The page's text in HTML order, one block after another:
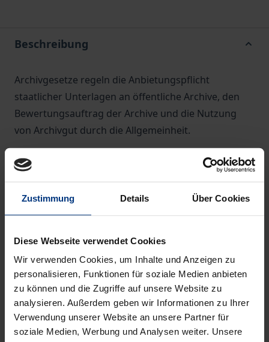
Zustimmung Details Über Cookies
Diese Webseite verwendet Cookies
Wir verwenden Cookies, um Inhalte und Anzeigen zu
personalisieren, Funktionen für soziale Medien anbieten
zu können und die Zugriffe auf unsere Website zu
analysieren. Außerdem geben wir Informationen zu Ihrer
Verwendung unserer Website an unsere Partner für
soziale Medien, Werbung und Analysen weiter. Unsere
Beschreibung
Archivgesetze regeln die Anbietungspflicht
staatlicher Unterlagen an öffentliche Archive, den
Bewertungsauftrag der Archive und die Nutzung
von Archivgut durch die Allgemeinheit.
Der Handkommentar zum Bundesarchivgesetz
erklärt exakt, wer welche Unterlagen von welchem
Archiv erhalten kann und hat eine Informationslücke
an der Schnittmenge von
Geheimhaltungsschutz geschlossen.
Die aktuelle Neuauflage
vertieft diese Konzeption und berücksichtigt bereits
dieReform zur Eingliederung des Stasi-
Unterlagen-Archivsin die Zuständigkeit des